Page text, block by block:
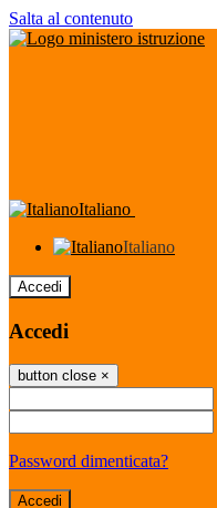
Salta al contenuto
Italiano
Italiano
Accedi
Accedi
button close ×
Password dimenticata?